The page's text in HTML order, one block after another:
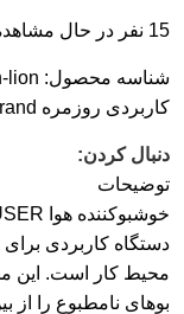
15 نفر در حال
شناسه محصول: lion
کاربردی روزمره
دنبال کردن:
توضیحات
دستگاه کاربردی
محیط کار است. این
بوهای نامطبوع را از